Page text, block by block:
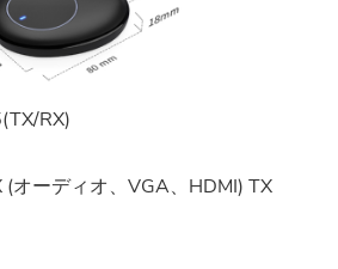
RX)
(オーディオ、VGA、HDMI) TX